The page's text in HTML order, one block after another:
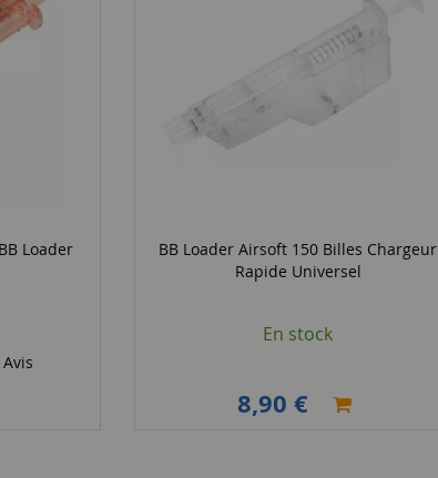
Loader
Avis
BB Loader Airsoft 150 Billes Chargeur
Rapide Universel
En stock
8,90 €